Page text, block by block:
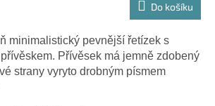
Do košíku
minimalistický pevnější řetízek s
Přívěsek má jemně zdobený
strany vyryto drobným písmem